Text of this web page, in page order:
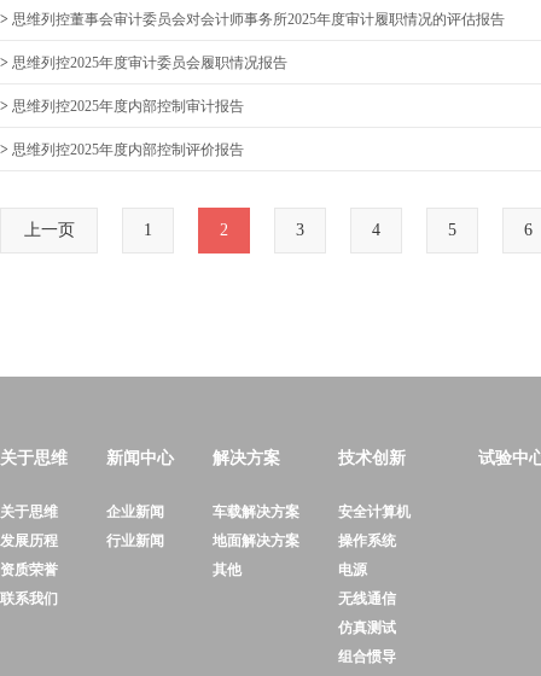
> 思维列控董事会审计委员会对会计师事务所2025年度审计履职情况的评估报告
> 思维列控2025年度审计委员会履职情况报告
> 思维列控2025年度内部控制审计报告
> 思维列控2025年度内部控制评价报告
上一页 1 2 3 4 5 6
关于思维
关于思维
发展历程
资质荣誉
联系我们
新闻中心
企业新闻
行业新闻
解决方案
车载解决方案
地面解决方案
其他
技术创新
安全计算机
操作系统
电源
无线通信
仿真测试
组合惯导
试验中